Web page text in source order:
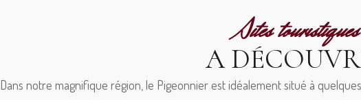
Sites touristiques
A
Dans notre magnifique région, le Pigeonnier est idéalement situé à